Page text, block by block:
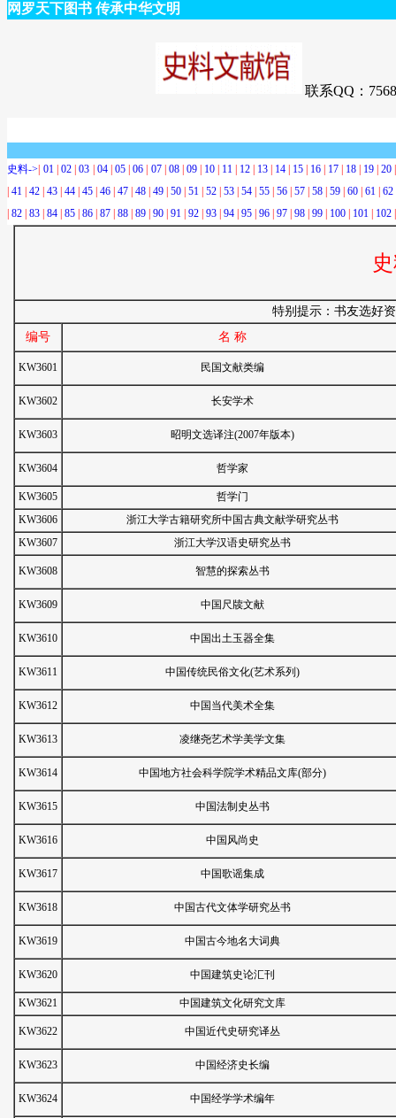
网罗天下图书 传承中华文明
联系QQ：
史料-> 01 02 03 04 05 06 07 08 09 10 11 12 13 14 15 16 17 18 19 20
41 42 43 44 45 46 47 48 49 50 51 52 53 54 55 56 57 58 59 60 61 62
82 83 84 85 86 87 88 89 90 91 92 93 94 95 96 97 98 99 100 101 102
特别提示：书友选好
编号
名 称
KW3601 民国文献类编
KW3602 长安学术
KW3603 昭明文选译注(2007年版本)
KW3604 哲学家
KW3605
哲学门
KW3606
浙江大学古籍研究所中国古典文献学研究丛书
KW3607
浙江大学汉语史研究丛书
KW3608 智慧的探索丛书
KW3609 中国尺牍文献
KW3610 中国出土玉器全集
KW3611 中国传统民俗文化(艺术系列)
KW3612 中国当代美术全集
KW3613 凌继尧艺术学美学文集
KW3614 中国地方社会科学院学术精品文库(部分)
KW3615 中国法制史丛书
KW3616 中国风尚史
KW3617 中国歌谣集成
KW3618 中国古代文体学研究丛书
KW3619 中国古今地名大词典
KW3620 中国建筑史论汇刊
KW3621 中国建筑文化研究文库
KW3622 中国近代史研究译丛
KW3623 中国经济史长编
KW3624 中国经学学术编年